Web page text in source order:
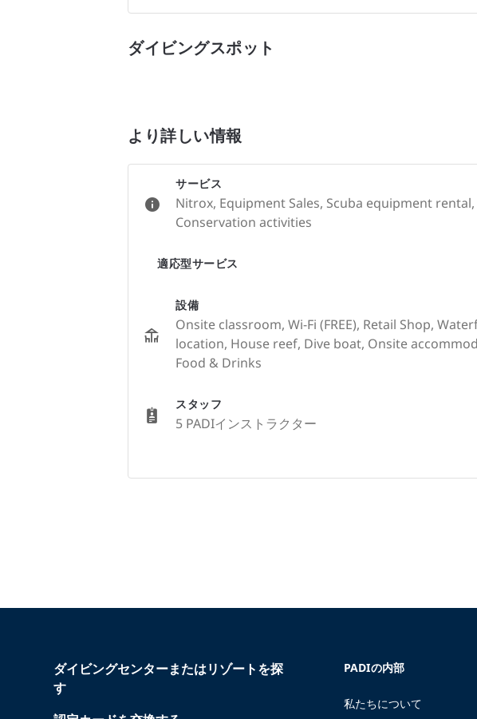
ダイビングスポット
より詳しい情報
サービス
Nitrox, Equipment Sales, Scuba equipment rental,
Conservation activities
適応型サービス
設備
Onsite classroom, Wi-Fi (FREE), Retail Shop,
location, House reef, Dive boat, Onsite
Food & Drinks
スタッフ
5 PADIインストラクター
ダイビングセンターまたはリゾートを探
す
PADIの内部
私たちについて